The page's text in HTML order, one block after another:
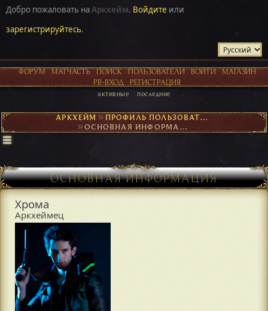
Добро пожаловать наАркхейм. Войдите или
зарегистрируйтесь.
ФОРУМ МАТЧАСТЬ ПОИСК ПОЛЬЗОВАТЕЛИ ВОЙТИ
МАГАЗИН
PR-ВХОД
РЕГИСТРАЦИЯ
активные последние
АРКХЕЙМ► ПРОФИЛЬ ПОЛЬЗОВАТЕЛЯ ХРОМА
► ОСНОВНАЯ ИНФОРМАЦИЯ
ОСНОВНАЯ ИНФОРМАЦИЯ
Хрома
Аркхеймец